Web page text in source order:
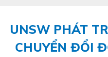
UNSW PHÁT
CHUYỂN ĐỔI